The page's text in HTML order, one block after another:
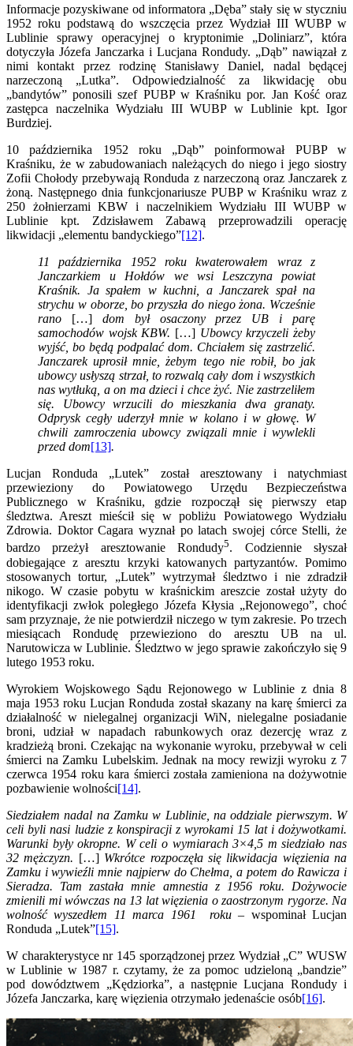
Informacje pozyskiwane od informatora „Dęba” stały się w styczniu
1952 roku podstawą do wszczęcia przez Wydział III WUBP w
Lublinie sprawy operacyjnej o kryptonimie „Doliniarz”, która
dotyczyła Józefa Janczarka i Lucjana Rondudy. „Dąb” nawiązał z
nimi kontakt przez rodzinę Stanisławy Daniel, nadal będącej
narzeczoną „Lutka”. Odpowiedzialność za likwidację obu
„bandytów” ponosili szef PUBP w Kraśniku por. Jan Kość oraz
zastępca naczelnika Wydziału III WUBP w Lublinie kpt. Igor
Burdziej.
10 października 1952 roku „Dąb” poinformował PUBP w
Kraśniku, że w zabudowaniach należących do niego i jego siostry
Zofii Chołody przebywają Ronduda z narzeczoną oraz Janczarek z
żoną. Następnego dnia funkcjonariusze PUBP w Kraśniku wraz z
250 żołnierzami KBW i naczelnikiem Wydziału III WUBP w
Lublinie kpt. Zdzisławem Zabawą przeprowadzili operację
likwidacji „elementu bandyckiego”[12].
11 października 1952 roku kwaterowałem wraz z
Janczarkiem u Hołdów we wsi Leszczyna powiat
Kraśnik. Ja spałem w kuchni, a Janczarek spał na
strychu w oborze, bo przyszła do niego żona. Wcześnie
rano […] dom był osaczony przez UB i parę
samochodów wojsk KBW. […] Ubowcy krzyczeli żeby
wyjść, bo będą podpalać dom. Chciałem się zastrzelić.
Janczarek uprosił mnie, żebym tego nie robił, bo jak
ubowcy usłyszą strzał, to rozwalą cały dom i wszystkich
nas wytłuką, a on ma dzieci i chce żyć. Nie zastrzeliłem
się. Ubowcy wrzucili do mieszkania dwa granaty.
Odprysk cegły uderzył mnie w kolano i w głowę. W
chwili zamroczenia ubowcy związali mnie i wywlekli
przed dom[13].
Lucjan Ronduda „Lutek” został aresztowany i natychmiast
przewieziony do Powiatowego Urzędu Bezpieczeństwa
Publicznego w Kraśniku, gdzie rozpoczął się pierwszy etap
śledztwa. Areszt mieścił się w pobliżu Powiatowego Wydziału
Zdrowia. Doktor Cagara wyznał po latach swojej córce Stelli, że
bardzo przeżył aresztowanie Rondudy5. Codziennie słyszał
dobiegające z aresztu krzyki katowanych partyzantów. Pomimo
stosowanych tortur, „Lutek” wytrzymał śledztwo i nie zdradził
nikogo. W czasie pobytu w kraśnickim areszcie został użyty do
identyfikacji zwłok poległego Józefa Kłysia „Rejonowego”, choć
sam przyznaje, że nie potwierdził niczego w tym zakresie. Po trzech
miesiącach Rondudę przewieziono do aresztu UB na ul.
Narutowicza w Lublinie. Śledztwo w jego sprawie zakończyło się 9
lutego 1953 roku.
Wyrokiem Wojskowego Sądu Rejonowego w Lublinie z dnia 8
maja 1953 roku Lucjan Ronduda został skazany na karę śmierci za
działalność w nielegalnej organizacji WiN, nielegalne posiadanie
broni, udział w napadach rabunkowych oraz dezercję wraz z
kradzieżą broni. Czekając na wykonanie wyroku, przebywał w celi
śmierci na Zamku Lubelskim. Jednak na mocy rewizji wyroku z 7
czerwca 1954 roku kara śmierci została zamieniona na dożywotnie
pozbawienie wolności[14].
Siedziałem nadal na Zamku w Lublinie, na oddziale pierwszym. W
celi byli nasi ludzie z konspiracji z wyrokami 15 lat i dożywotkami.
Warunki były okropne. W celi o wymiarach 3×4,5 m siedziało nas
32 mężczyzn. […] Wkrótce rozpoczęła się likwidacja więzienia na
Zamku i wywieźli mnie najpierw do Chełma, a potem do Rawicza i
Sieradza. Tam zastała mnie amnestia z 1956 roku. Dożywocie
zmienili mi wówczas na 13 lat więzienia o zaostrzonym rygorze. Na
wolność wyszedłem 11 marca 1961 roku – wspominał Lucjan
Ronduda „Lutek”[15].
W charakterystyce nr 145 sporządzonej przez Wydział „C” WUSW
w Lublinie w 1987 r. czytamy, że za pomoc udzieloną „bandzie”
pod dowództwem „Kędziorka”, a następnie Lucjana Rondudy i
Józefa Janczarka, karę więzienia otrzymało jedenaście osób[16].